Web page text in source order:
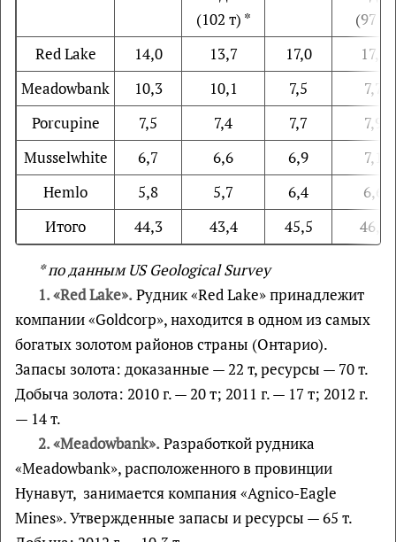
(102 т) *
(97 т)
Red Lake
14,0 13,7 17,0
17,5
Meadowbank
10,3 10,1 7,5
7,7
Porcupine
7,5 7,4 7,7
7,9
Musselwhite
6,7 6,6 6,9
7,1
Hemlo
5,8 5,7 6,4
6,6
Итого
44,3 43,4 45,5 46,9
*поданнымUS Geological Survey
1. «Red Lake».Рудник «Red Lake» принадлежит
компании «Goldcorp», находится в одном из самых
богатых золотом районов страны (Онтарио).
Запасы золота: доказанные — 22 т, ресурсы — 70 т.
Добыча золота: 2010 г. — 20 т; 2011 г. — 17 т; 2012 г.
— 14 т.
2. «Meadowbank».Разработкой рудника
«Meadowbank», расположенного в провинции
Нунавут, занимается компания «Agnico-Eagle
Mines». Утвержденные запасы и ресурсы — 65 т.